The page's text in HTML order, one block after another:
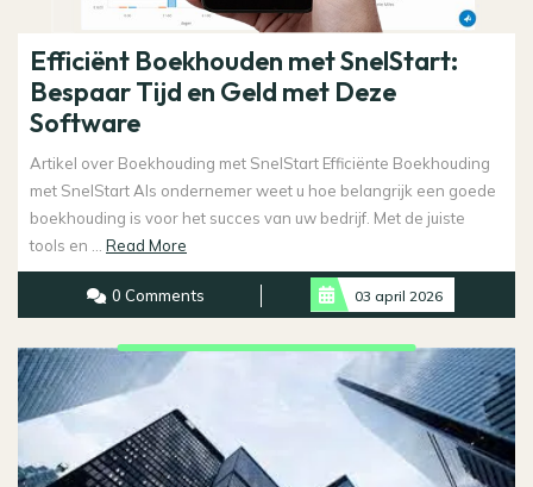
Efficiënt Boekhouden met SnelStart:
Bespaar Tijd en Geld met Deze
Software
Artikel over Boekhouding met SnelStart Efficiënte Boekhouding
met SnelStart Als ondernemer weet u hoe belangrijk een goede
boekhouding is voor het succes van uw bedrijf. Met de juiste
tools en ... Read More
More
0 Comments
03 april 2026